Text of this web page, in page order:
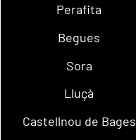
Perafita
Begues
Sora
Lluçà
Castellnou de Bages